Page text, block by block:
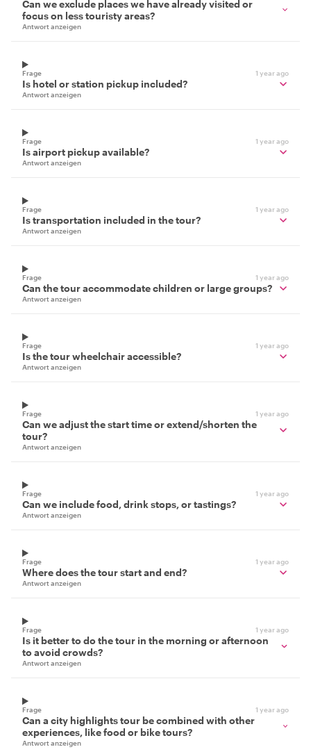
Can we exclude places we have already visited or
focus on less touristy areas?
Antwort anzeigen
Frage 1 year ago
Is hotel or station pickup included?
Antwort anzeigen
Frage 1 year ago
Is airport pickup available?
Antwort anzeigen
Frage 1 year ago
Is transportation included in the tour?
Antwort anzeigen
Frage 1 year ago
Can the tour accommodate children or large groups?
Antwort anzeigen
Frage 1 year ago
Is the tour wheelchair accessible?
Antwort anzeigen
Frage 1 year ago
Can we adjust the start time or extend/shorten the
tour?
Antwort anzeigen
Frage 1 year ago
Can we include food, drink stops, or tastings?
Antwort anzeigen
Frage 1 year ago
Where does the tour start and end?
Antwort anzeigen
Frage 1 year ago
Is it better to do the tour in the morning or afternoon
to avoid crowds?
Antwort anzeigen
Frage 1 year ago
Can a city highlights tour be combined with other
experiences, like food or bike tours?
Antwort anzeigen